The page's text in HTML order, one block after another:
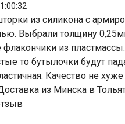
из силикона с
Выбрали толщину
из
то бутылочки будут
Качество не
из Минска в